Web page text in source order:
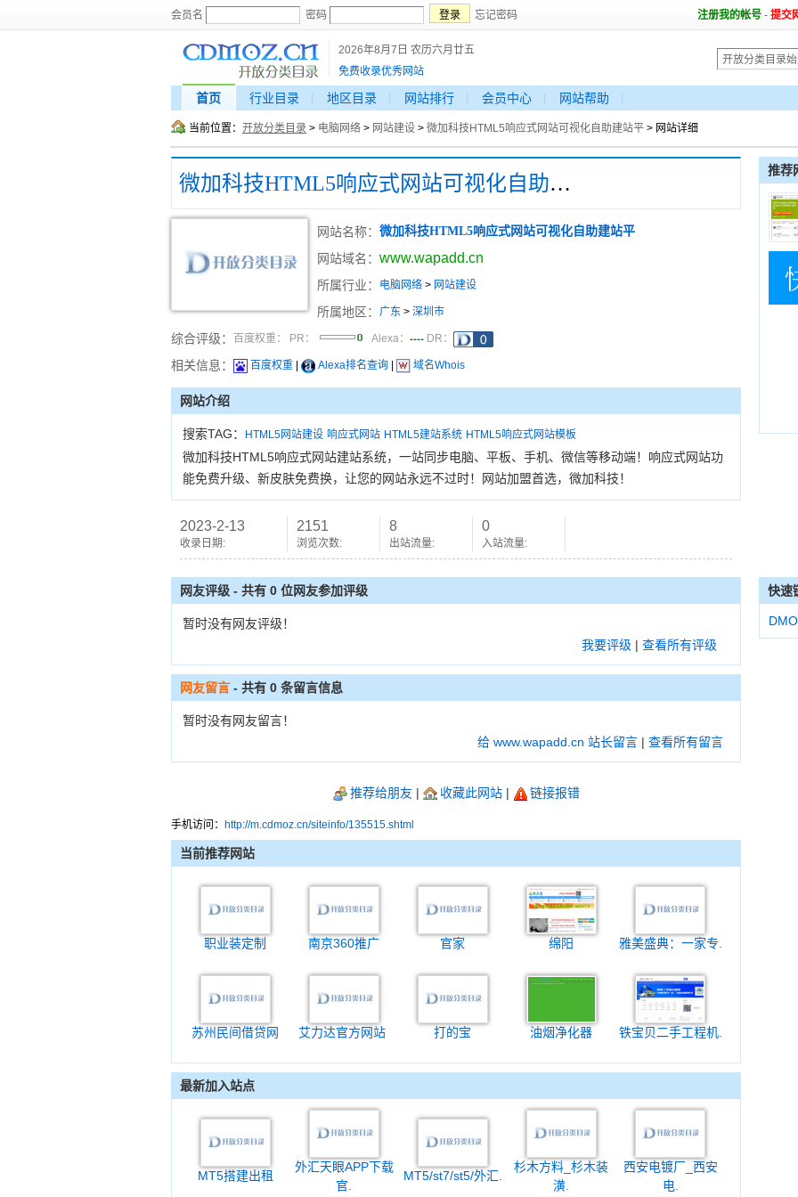
会员名 密码 忘记密码 注册我的帐号 - 提交
2026年8月7日 农历六月廿五
免费收录优秀网站
首页 行业目录 地区目录 网站排行 会员中心 网站帮助
当前位置： 开放分类目录 > 电脑网络 > 网站建设 > 微加科技HTML5响应式网站可视化自助建站平 > 网站详细
微加科技HTML5响应式网站可视化自助建站平
网站名称： 微加科技HTML5响应式网站可视化自助建站平
网站域名： www.wapadd.cn
所属行业： 电脑网络 > 网站建设
所属地区： 广东 > 深圳市
综合评级： 百度权重： PR： Alexa： ---- DR：
相关信息： 百度权重 Alexa排名查询 域名Whois
网站介绍
搜索TAG： HTML5网站建设 响应式网站 HTML5建站系统 HTML5响应式网站模板
微加科技HTML5响应式网站建站系统，一站同步电脑、平板、手机、微信等移动端！响应式网站功
能免费升级、新皮肤免费换，让您的网站永远不过时！网站加盟首选，微加科技！
2023-2-13
收录日期:
2151
浏览次数:
8
出站流量:
0
入站流量:
推荐
网友评级 - 共有 0 位网友参加评级
暂时没有网友评级！
我要评级 | 查看所有评级
网友留言 - 共有 0 条留言信息
暂时没有网友留言！
给 www.wapadd.cn 站长留言 | 查看所有留言
推荐给朋友 | 收藏此网站| 链接报错
手机访问： http://m.cdmoz.cn/siteinfo/135515.shtml
当前推荐网站
职业装定制 南京360推广 官家 绵阳 雅美盛典：一家专.
苏州民间借贷网 艾力达官方网站 打的宝 油烟净化器 铁宝贝二手工程机.
最新加入站点
MT5搭建出租
外汇天眼APP下载
官.
MT5/st7/st5/外汇.
杉木方料_杉木装
潢.
西安电镀厂_西安
电.
快速